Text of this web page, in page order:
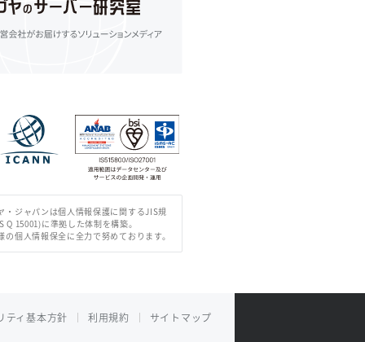
・ジャパンは個人情報保護に関するJIS規
Q 15001)に準拠した体制を構築。
の個人情報保全に全力で努めております。
ティ基本方針 利用規約 サイトマップ